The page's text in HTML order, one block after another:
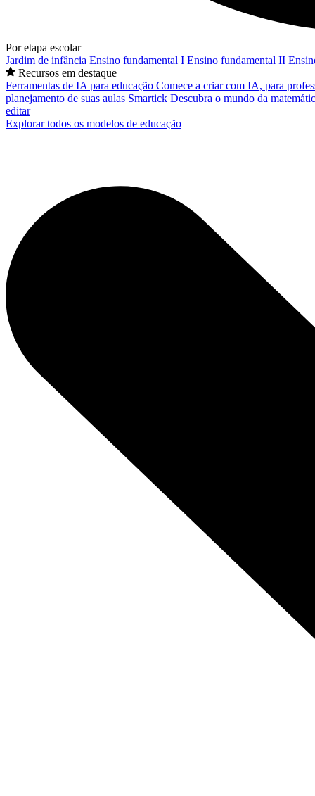
Por etapa escolar
Jardim de infância Ensino fundamental I Ensino fundamental II
Recursos em destaque
Ferramentas de IA para educação Comece a criar com IA, para
planejamento de suas aulas Smartick Descubra o mundo da
editar
Explorar todos os modelos de educação